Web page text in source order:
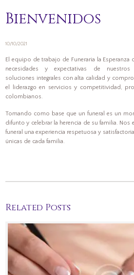
Bienvenidos
10/10/2021
El equipo de trabajo de Funeraria la Esperanza
necesidades y expectativas de nuestros
soluciones integrales con alta calidad y
el liderazgo en servicios y competitividad,
colombianos.
Tomando como base que un funeral es un
difunto y celebrar la herencia de su familia. Nos
funeral una experiencia respetuosa y
únicas de cada familia.
Related Posts